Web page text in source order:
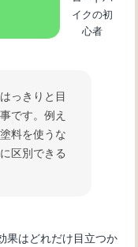
イクの初
心者
っきりと目
です。例え
料を使うな
区別できる
果はどれだけ目立つか